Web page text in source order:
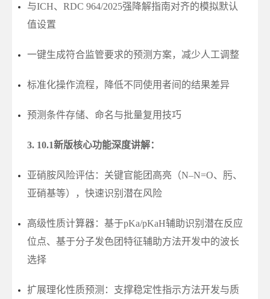
与ICH、RDC 964/2025强降解指南对齐的模拟默认
值设置
一键生成符合监管要求的预测方案，减少人工调整
标准化操作流程，降低不同使用者间的结果差异
预测条件存储、命名与批量复用技巧
3. 10.1新版核心功能深度讲解：
亚硝胺风险评估：关键官能团高亮（N–N=O、肟、
亚硝基等），快速识别潜在风险
高级性质计算器：基于pKa/pKaH辅助识别潜在反应
位点、基于分子发色团特征辅助方法开发中的波长
选择
扩展理化性质预测：支撑稳定性指示方法开发与质